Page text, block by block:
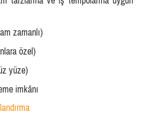
zamanlı)
özel)
yüze)
imkânı